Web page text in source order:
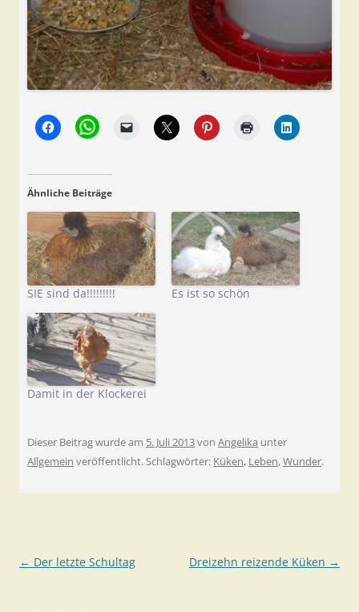
Ähnliche Beiträge
SIE sind da!!!!!!!!! Es ist so schön
Damit in der Klockerei
Dieser Beitrag wurde am 5. Juli 2013von Angelika unter
Allgemein veröffentlicht. Schlagwörter: Küken, Leben,Wunder.
Beitragsnavigation
← Der letzte Schultag Dreizehn reizende Küken →